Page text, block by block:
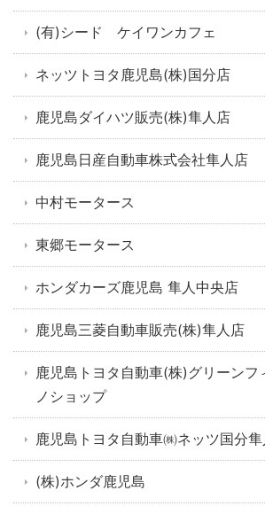
(有)シード ケイワンカフェ
ネッツトヨタ鹿児島(株)国分店
鹿児島ダイハツ販売(株)隼人店
鹿児島日産自動車株式会社隼人店
中村モータース
東郷モータース
ホンダカーズ鹿児島 隼人中央店
鹿児島三菱自動車販売(株)隼人店
鹿児島トヨタ自動車(株)グリーンフ
ノショップ
鹿児島トヨタ自動車㈱ネッツ国分
(株)ホンダ鹿児島